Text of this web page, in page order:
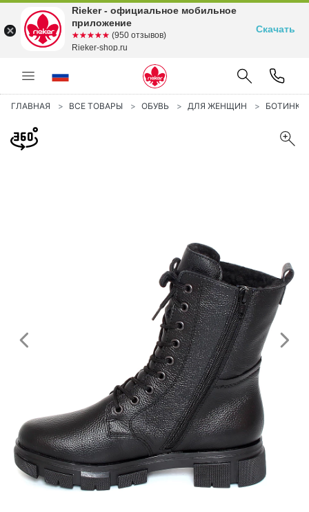
ГЛАВНАЯ ВСЕ ТОВАРЫ ОБУВЬ ДЛЯ ЖЕНЩИН БОТИНКИ
Предыдущий
Rieker - официальное мобильное
приложение
☆☆☆☆☆
★★★★★ (950 отзывов)
Rieker-shop.ru
Скачать